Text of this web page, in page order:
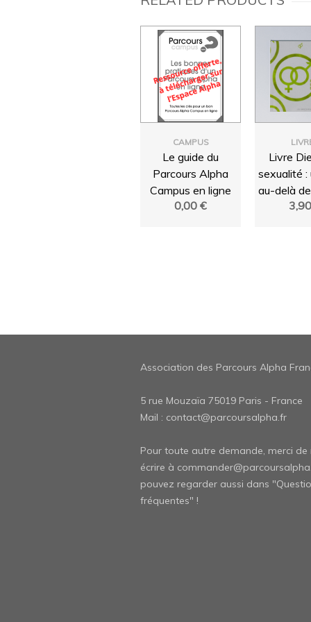
CAMPUS
Le guide du
Parcours Alpha
Campus en ligne
0,00 €
Livre
sexualité :
au-delà
3,90
Association des Parcours Alpha
5 rue Mouzaïa 75019 Paris - France
Mail : contact@parcoursalpha.fr
Pour toute autre demande, merci de
écrire à
pouvez regarder aussi dans "
fréquentes" !